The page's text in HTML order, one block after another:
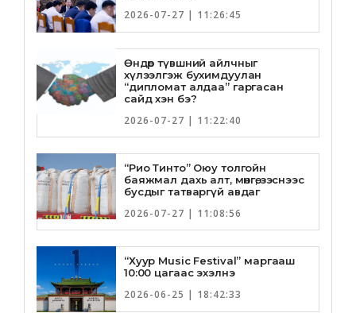
2026-07-27 | 11:26:45
Өндөр түвшний айлчныг
хүлээлгэж бухимдуулан
“дипломат алдаа” гаргасан
сайд хэн бэ?
2026-07-27 | 11:22:40
“Рио Тинто” Оюу толгойн
баяжмал дахь алт, мөнгө, зэснээс
бусдыг татваргүй авдаг
2026-07-27 | 11:08:56
“Хуур Music Festival” маргааш
10:00 цагаас эхэлнэ
2026-06-25 | 18:42:33